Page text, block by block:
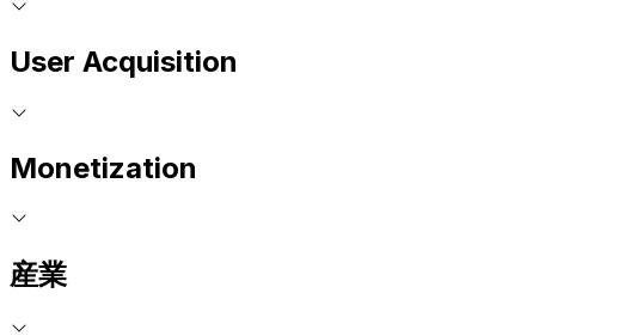
User Acquisition
Monetization
産業